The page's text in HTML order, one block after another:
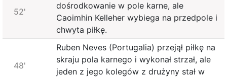
52'
dośrodkowanie w pole karne, ale
Caoimhin Kelleher wybiega na przedpole i
chwyta piłkę.
48'
Ruben Neves (Portugalia) przejął piłkę na
skraju pola karnego i wykonał strzał, ale
jeden z jego kolegów z drużyny stał w